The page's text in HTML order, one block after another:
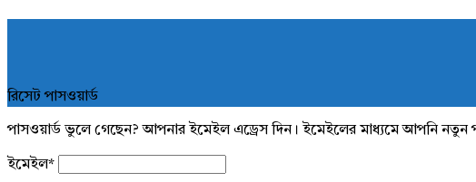
রিসেট পাসওয়ার্ড
পাসওয়ার্ড ভুলে গেছেন? আপনার ইমেইল এড্রেস দিন। ইমেইলের মাধ্যমে আপনি নতুন
ইমেইল*